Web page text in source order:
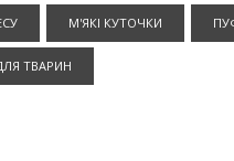
М'ЯКІ КУТОЧКИ
ТВАРИН